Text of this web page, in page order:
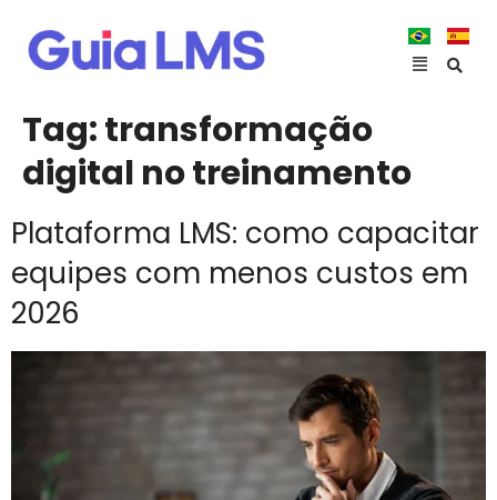
Tag:transformação
digital no treinamento
Plataforma LMS: como capacitar
equipes com menos custos em
2026